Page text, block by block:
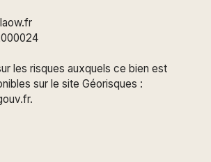
les risques auxquels ce bien est
sur le site Géorisques :